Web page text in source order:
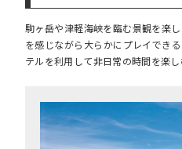
駒ヶ岳や津軽海峡を臨む景観を楽
を感じながら大らかにプレイでき
テルを利用して非日常の時間を楽し